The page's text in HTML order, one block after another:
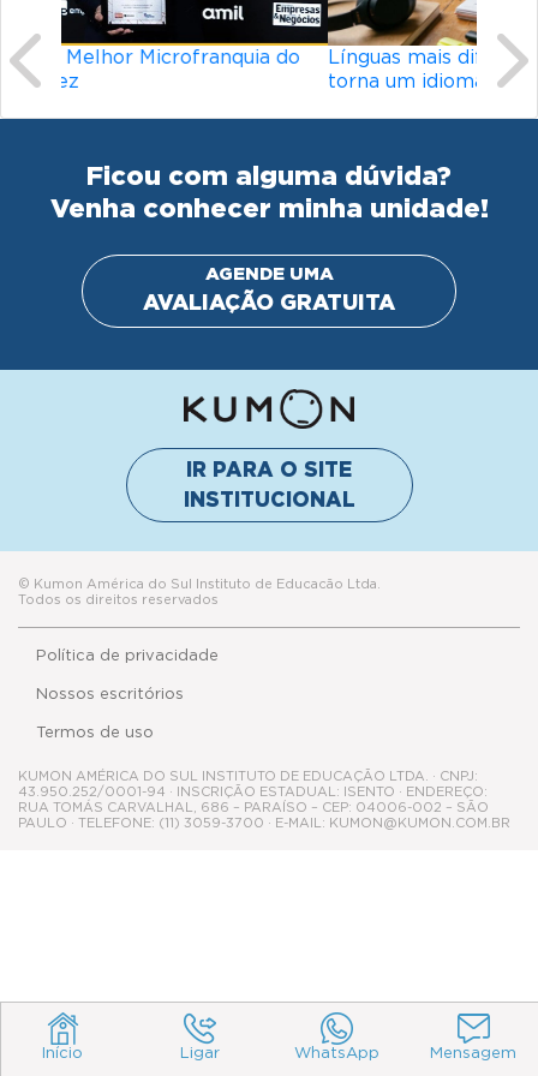
Início Ligar WhatsApp Mensagem
Línguas mais difíceis do mundo: o que
torna um idioma desafiador?
Ficou com alguma dúvida?
Venha conhecer minha unidade!
AGENDE UMA
AVALIAÇÃO GRATUITA
IR PARA O SITE
INSTITUCIONAL
© Kumon América do Sul Instituto de Educacão Ltda.
Todos os direitos reservados
Política de privacidade
Termos de uso
Nossos escritórios
KUMON AMÉRICA DO SUL INSTITUTO DE EDUCAÇÃO LTDA. · CNPJ:
43.950.252/0001-94 · INSCRIÇÃO ESTADUAL: ISENTO · ENDEREÇO:
RUA TOMÁS CARVALHAL, 686 – PARAÍSO – CEP: 04006-002 – SÃO
PAULO · TELEFONE: (11) 3059-3700 · E-MAIL: KUMON@KUMON.COM.BR